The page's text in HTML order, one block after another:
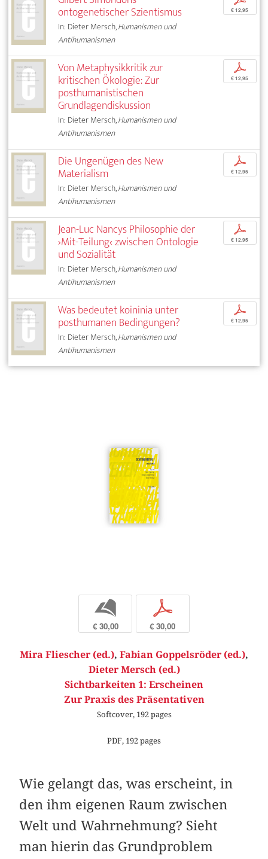
ontogenetischer Szientismus
In: Dieter Mersch,Humanismen und
Antihumanismen
€ 12,95
Von Metaphysikkritik zur
kritischen Ökologie: Zur
posthumanistischen
Grundlagendiskussion
In: Dieter Mersch,Humanismen und
Antihumanismen
p
€ 12,95
Die Ungenügen des New
Materialism
In: Dieter Mersch,Humanismen und
Antihumanismen
p
€ 12,95
Jean-Luc Nancys Philosophie der
›Mit-Teilung‹ zwischen Ontologie
und Sozialität
In: Dieter Mersch,Humanismen und
Antihumanismen
p
€ 12,95
Was bedeutet koininia unter
posthumanen Bedingungen?
In: Dieter Mersch,Humanismen und
Antihumanismen
p
€ 12,95
b
€ 30,00
p
€ 30,00
Mira Fliescher (ed.), Fabian Goppelsröder (ed.),
Dieter Mersch (ed.)
Sichtbarkeiten 1: Erscheinen
Zur Praxis des Präsentativen
Softcover, 192 pages
PDF, 192 pages
Wie gelangt das, was erscheint, in
den ihm eigenen Raum zwischen
Welt und Wahrnehmung? Sieht
man hierin das Grundproblem